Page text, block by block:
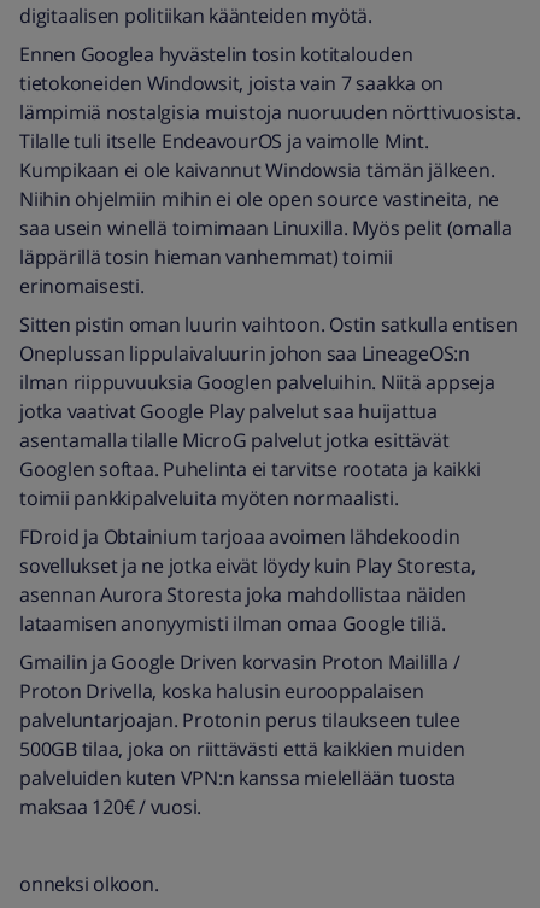
digitaalisen politiikan käänteiden myötä.
Ennen Googlea hyvästelin tosin kotitalouden
tietokoneiden Windowsit, joista vain 7 saakka on
lämpimiä nostalgisia muistoja nuoruuden nörttivuosista.
Tilalle tuli itselle EndeavourOS ja vaimolle Mint.
Kumpikaan ei ole kaivannut Windowsia tämän jälkeen.
Niihin ohjelmiin mihin ei ole open source vastineita, ne
saa usein winellä toimimaan Linuxilla. Myös pelit (omalla
läppärillä tosin hieman vanhemmat) toimii
erinomaisesti.
Sitten pistin oman luurin vaihtoon. Ostin satkulla entisen
Oneplussan lippulaivaluurin johon saa LineageOS:n
ilman riippuvuuksia Googlen palveluihin. Niitä appseja
jotka vaativat Google Play palvelut saa huijattua
asentamalla tilalle MicroG palvelut jotka esittävät
Googlen softaa. Puhelinta ei tarvitse rootata ja kaikki
toimii pankkipalveluita myöten normaalisti.
FDroid ja Obtainium tarjoaa avoimen lähdekoodin
sovellukset ja ne jotka eivät löydy kuin Play Storesta,
asennan Aurora Storesta joka mahdollistaa näiden
lataamisen anonyymisti ilman omaa Google tiliä.
Gmailin ja Google Driven korvasin Proton Maililla /
Proton Drivella, koska halusin eurooppalaisen
palveluntarjoajan. Protonin perus tilaukseen tulee
500GB tilaa, joka on riittävästi että kaikkien muiden
palveluiden kuten VPN:n kanssa mielellään tuosta
maksaa 120€ / vuosi.
onneksi olkoon.